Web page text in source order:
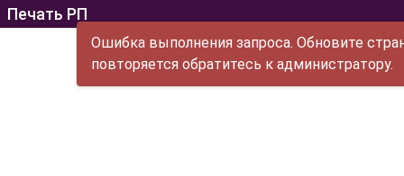
Печать РП
Ошибка выполнения запроса. Обновите
повторяется обратитесь к администратору.